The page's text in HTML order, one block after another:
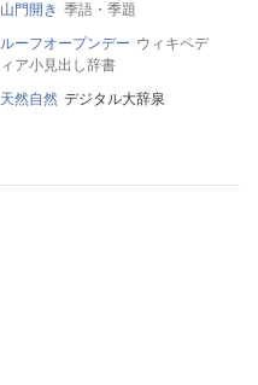
山門開き 季語・季題
ルーフオープンデー ウィキペデ
ィア小見出し辞書
天然自然 デジタル大辞泉